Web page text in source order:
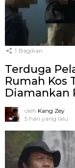
1 Bagikan
Terduga
Rumah Kos
Diamankan
oleh Kang Zey
5 hari yang lalu